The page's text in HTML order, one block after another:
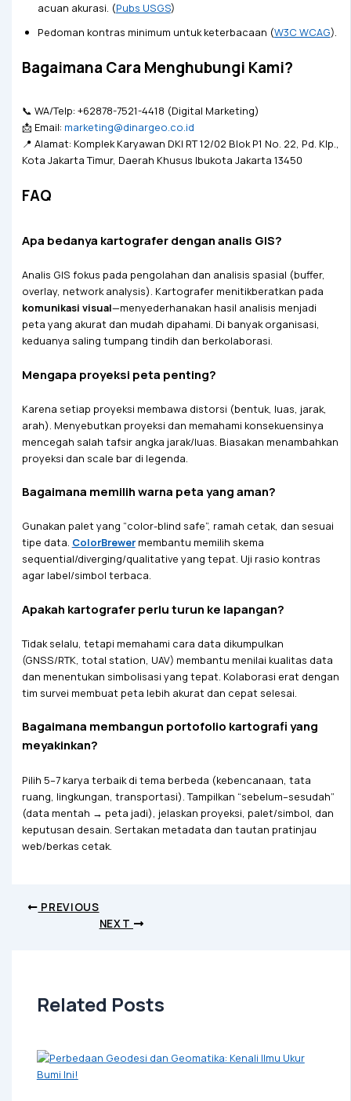
acuan akurasi. (Pubs USGS)
Pedoman kontras minimum untuk keterbacaan (W3C WCAG).
Bagaimana Cara Menghubungi Kami?
📞 WA/Telp: +62878-7521-4418 (Digital Marketing)
📩 Email: marketing@dinargeo.co.id
📍 Alamat: Komplek Karyawan DKI RT 12/02 Blok P1 No. 22, Pd. Klp.,
Kota Jakarta Timur, Daerah Khusus Ibukota Jakarta 13450
FAQ
Apa bedanya kartografer dengan analis GIS?
Analis GIS fokus pada pengolahan dan analisis spasial (buffer,
overlay, network analysis). Kartografer menitikberatkan pada
komunikasi visual—menyederhanakan hasil analisis menjadi
peta yang akurat dan mudah dipahami. Di banyak organisasi,
keduanya saling tumpang tindih dan berkolaborasi.
Mengapa proyeksi peta penting?
Karena setiap proyeksi membawa distorsi (bentuk, luas, jarak,
arah). Menyebutkan proyeksi dan memahami konsekuensinya
mencegah salah tafsir angka jarak/luas. Biasakan menambahkan
proyeksi dan scale bar di legenda.
Bagaimana memilih warna peta yang aman?
Gunakan palet yang “color-blind safe”, ramah cetak, dan sesuai
tipe data. ColorBrewermembantu memilih skema
sequential/diverging/qualitative yang tepat. Uji rasio kontras
agar label/simbol terbaca.
Apakah kartografer perlu turun ke lapangan?
Tidak selalu, tetapi memahami cara data dikumpulkan
(GNSS/RTK, total station, UAV) membantu menilai kualitas data
dan menentukan simbolisasi yang tepat. Kolaborasi erat dengan
tim survei membuat peta lebih akurat dan cepat selesai.
Bagaimana membangun portofolio kartografi yang
meyakinkan?
Pilih 5–7 karya terbaik di tema berbeda (kebencanaan, tata
ruang, lingkungan, transportasi). Tampilkan “sebelum–sesudah”
(data mentah → peta jadi), jelaskan proyeksi, palet/simbol, dan
keputusan desain. Sertakan metadata dan tautan pratinjau
web/berkas cetak.
PREVIOUS
NEXT
Related Posts